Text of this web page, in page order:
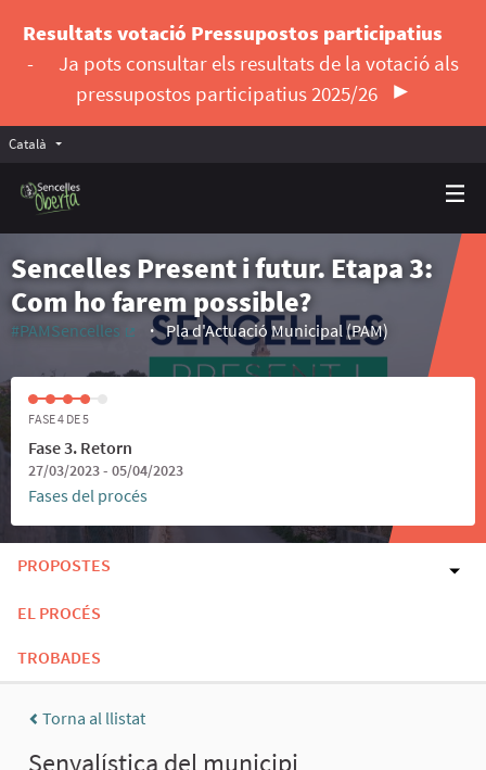
Resultats votació Pressupostos participatius
-
Ja pots consultar els resultats de la votació als
pressupostos participatius 2025/26
Català Triar la llengua
Sencelles Present i futur. Etapa 3:
Com ho farem possible?
#PAMSencelles
(Enllaç extern)
Pla d'Actuació Municipal (PAM)
FASE 4 DE 5
Fase 3. Retorn
27/03/2023 - 05/04/2023
Fases del procés
PROPOSTES
EL PROCÉS
TROBADES
Torna al llistat
Senyalística del municipi